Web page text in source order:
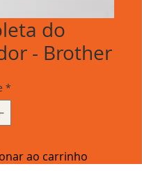
do
- Brother
*
ao carrinho